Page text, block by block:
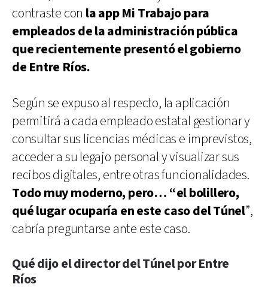
contraste con la app Mi Trabajo para
empleados de la administración pública
que recientemente presentó el gobierno
de Entre Ríos.
Según se expuso al respecto, la aplicación
permitirá a cada empleado estatal gestionar y
consultar sus licencias médicas e imprevistos,
acceder a su legajo personal y visualizar sus
recibos digitales, entre otras funcionalidades.
Todo muy moderno, pero… “el bolillero,
qué lugar ocuparía en este caso del Túnel”,
cabría preguntarse ante este caso.
Qué dijo el director del Túnel por Entre
Ríos